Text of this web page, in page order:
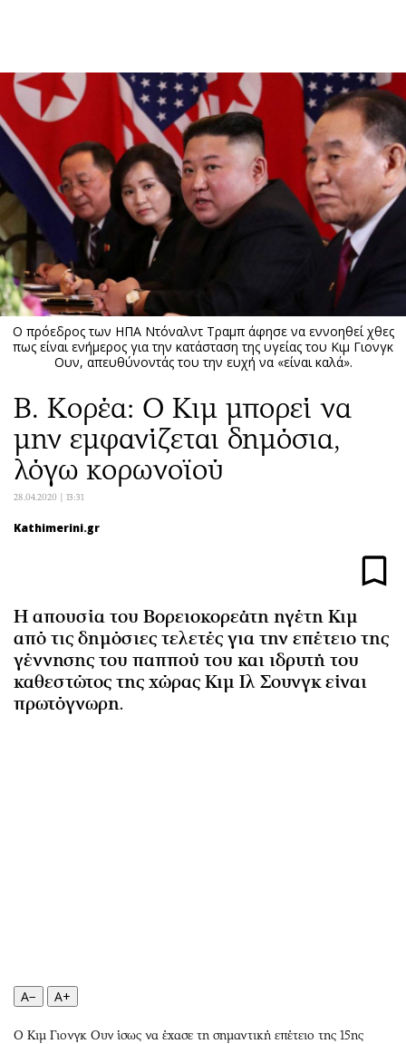
ΚΑΤΗΓΟΡΙΕΣ ΣΥΝΔΕΣΗ
Κύπρος
Παιδεία
Υγεία
Πολιτική
Βουλευτικές 2026
Εκλογές 2024
Προεδρικές 2023
Δημοσκοπήσεις
Διπλωματία
Αθλητισμός
Κύπρος
Ελλάδα
Διεθνή
Κληρώσεις Allwyn
Real Estate
Επιχειρήσεις
Αγορές
Money Review
AstroBank Properties
Μουσική
Εικαστικά
Απόψεις
Αρθρογραφία
Ενοικιάζονται
Πωλούνται
Ζητούν εργασία
Θέσεις εργασίας
Geek
Νέα
Οικονομία
Γενικά
Αναδρομές
Πρόσωπα
Προσφορές
Ο πρόεδρος των ΗΠΑ Ντόναλντ Τραμπ άφησε να εννοηθεί χθες
πως είναι ενήμερος για την κατάσταση της υγείας του Κιμ Γιονγκ
Ουν, απευθύνοντάς του την ευχή να «είναι καλά».
Β. Κορέα: O Κιμ μπορεί να
μην εμφανίζεται δημόσια,
λόγω κορωνοϊού
28.04.2020 | 13:31
Kathimerini.gr
Η απουσία του Βορειοκορεάτη ηγέτη Κιμ
από τις δημόσιες τελετές για την επέτειο της
γέννησης του παππού του και ιδρυτή του
καθεστώτος της χώρας Κιμ Ιλ Σουνγκ είναι
πρωτόγνωρη.
A− A+
Ο Κιμ Γιονγκ Ουν ίσως να έχασε τη σημαντική επέτειο της 15ης